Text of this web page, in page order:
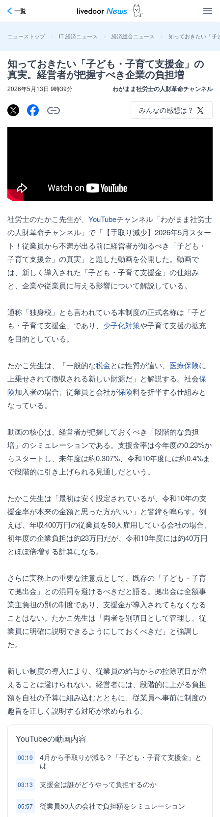
一覧
ニューストップ > IT 経済ニュース > 経済総合ニュース > 知っておきたい「子
知っておきたい「子ども・子育て支援金」の
真実。経営者が把握すべき企業の負担増
2026年5月13日 9時39分 わがまま社労士の人財革命チャンネル
みんなの感想は？
社労士のたかこ先生が、 YouTubeチャンネル「わがまま社労士
の人財革命チャンネル」で「【手取り減少】2026年5月スター
ト！従業員から不満が出る前に経営者が知るべき「子ども・
子育て支援金」の真実」と題した動画を公開した。動画で
は、新しく導入された「子ども・子育て支援金」の仕組み
と、企業や従業員に与える影響について解説している。
通称「独身税」とも言われている本制度の正式名称は「子ど
も・子育て支援金」であり、 少子化対策や子育て支援の拡充
を目的としている。
たかこ先生は、「一般的な税金とは性質が違い、 医療保険に
上乗せされて徴収される新しい財源だ」と解説する。社会保
険加入者の場合、従業員と会社が保険料を折半する仕組みと
なっている。
動画の核心は、経営者が把握しておくべき「段階的な負担
増」のシミュレーションである。支援金率は今年度の0.23%か
らスタートし、来年度は約0.307%、令和10年度には約0.4%ま
で段階的に引き上げられる見通しだという。
たかこ先生は「最初は安く設定されているが、令和10年の支
援金率が本来の金額と思った方がいい」と警鐘を鳴らす。例
えば、年収400万円の従業員を50人雇用している会社の場合、
初年度の企業負担は約23万円だが、令和10年度には約40万円
とほぼ倍増する計算になる。
さらに実務上の重要な注意点として、既存の「子ども・子育
て拠出金」との混同を避けるべきだと語る。拠出金は全額事
業主負担の別の制度であり、支援金が導入されてもなくなる
ことはない。たかこ先生は「両者を別項目として管理し、従
業員に明確に説明できるようにしておくべきだ」と強調し
た。
新しい制度の導入により、従業員の給与からの控除項目が増
えることは避けられない。経営者には、段階的に上がる負担
額を自社の予算に組み込むとともに、従業員へ事前に制度の
趣旨を正しく説明する対応が求められる。
YouTubeの動画内容
00:19
4月から手取りが減る？「子ども・子育て支援金」と
は
03:13 支援金は誰がどうやって負担するのか
05:57 従業員50人の会社で負担額をシミュレーション